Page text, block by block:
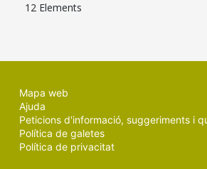
12 Elements
Mapa web
Ajuda
Peticions d'informació, suggeriments i
Política de galetes
Política de privacitat